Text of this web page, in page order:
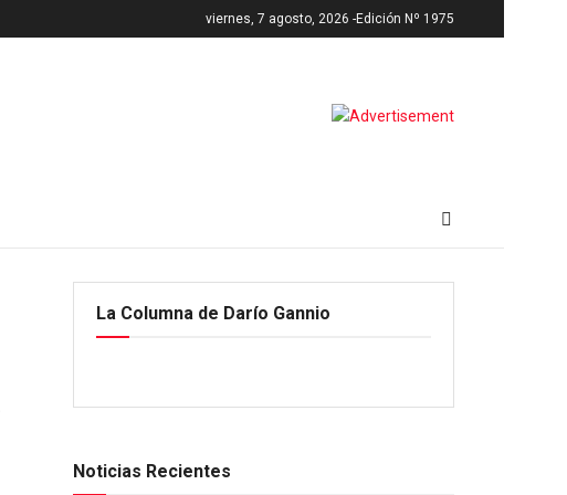
viernes, 7 agosto, 2026 -Edición Nº 1975
La Columna de Darío Gannio
Noticias Recientes